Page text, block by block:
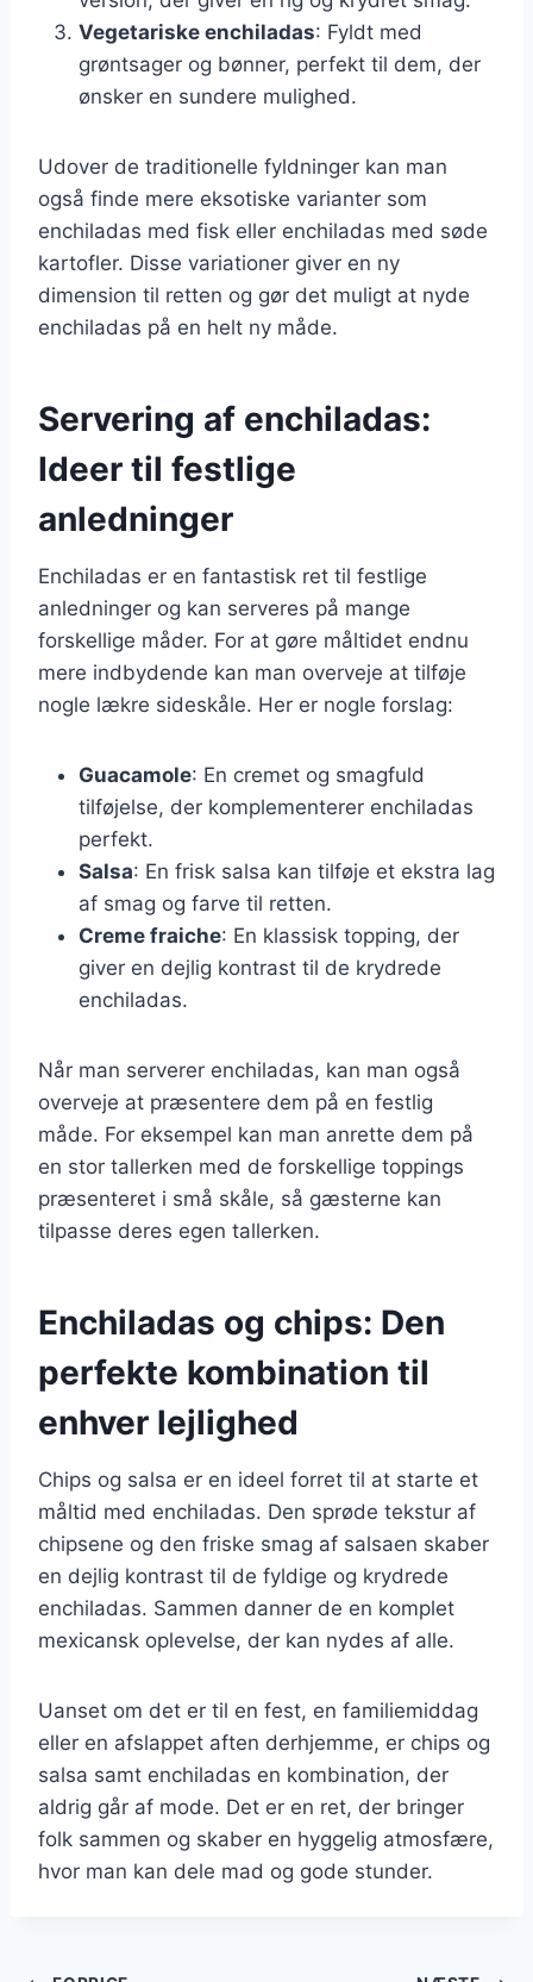
Vegetariske enchiladas: Fyldt med
grøntsager og bønner, perfekt til dem, der
ønsker en sundere mulighed.
Udover de traditionelle fyldninger kan man
også finde mere eksotiske varianter som
enchiladas med fisk eller enchiladas med søde
kartofler. Disse variationer giver en ny
dimension til retten og gør det muligt at nyde
enchiladas på en helt ny måde.
Servering af enchiladas:
Ideer til festlige
anledninger
Enchiladas er en fantastisk ret til festlige
anledninger og kan serveres på mange
forskellige måder. For at gøre måltidet endnu
mere indbydende kan man overveje at tilføje
nogle lækre sideskåle. Her er nogle forslag:
Guacamole: En cremet og smagfuld
tilføjelse, der komplementerer enchiladas
perfekt.
Salsa: En frisk salsa kan tilføje et ekstra lag
af smag og farve til retten.
Creme fraiche: En klassisk topping, der
giver en dejlig kontrast til de krydrede
enchiladas.
Når man serverer enchiladas, kan man også
overveje at præsentere dem på en festlig
måde. For eksempel kan man anrette dem på
en stor tallerken med de forskellige toppings
præsenteret i små skåle, så gæsterne kan
tilpasse deres egen tallerken.
Enchiladas og chips: Den
perfekte kombination til
enhver lejlighed
Chips og salsa er en ideel forret til at starte et
måltid med enchiladas. Den sprøde tekstur af
chipsene og den friske smag af salsaen skaber
en dejlig kontrast til de fyldige og krydrede
enchiladas. Sammen danner de en komplet
mexicansk oplevelse, der kan nydes af alle.
Uanset om det er til en fest, en familiemiddag
eller en afslappet aften derhjemme, er chips og
salsa samt enchiladas en kombination, der
aldrig går af mode. Det er en ret, der bringer
folk sammen og skaber en hyggelig atmosfære,
hvor man kan dele mad og gode stunder.